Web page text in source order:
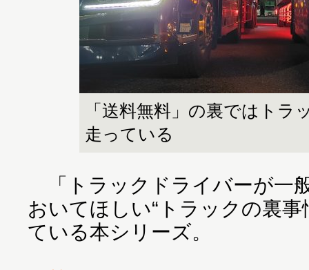
「送料無料」の裏ではトラ
走っている
「トラックドライバーが一
おいてほしい“トラックの裏
ている本シリーズ。